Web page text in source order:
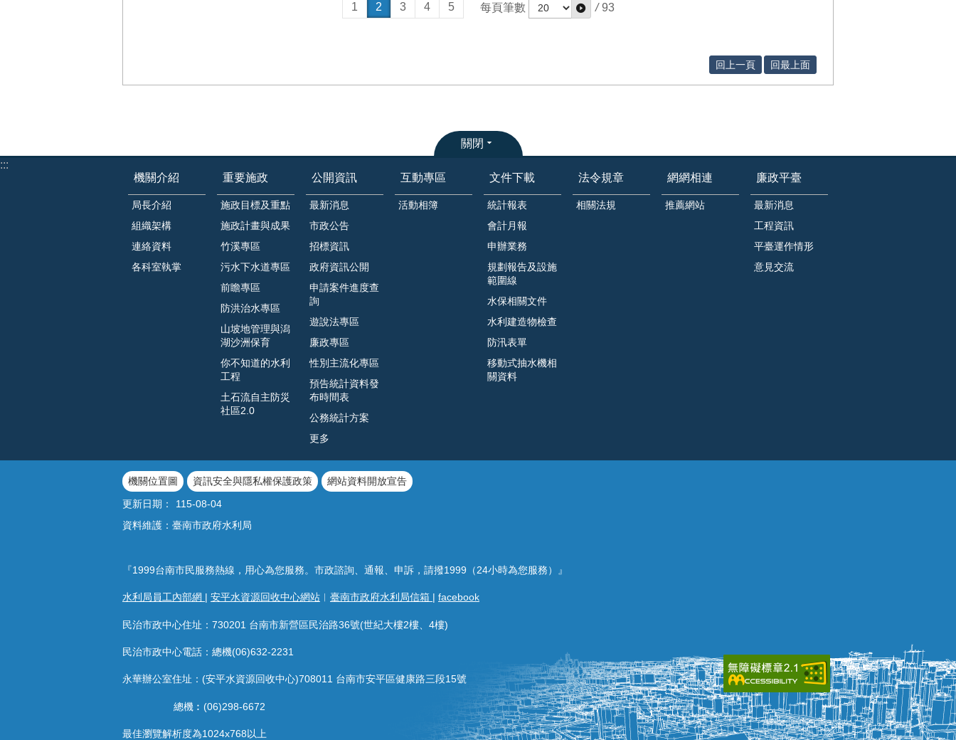
1 2 3 4 5 每頁筆數 / 93
回上一頁 回最上面
關閉
:::
機關介紹
局長介紹
組織架構
連絡資料
各科室執掌
重要施政
施政目標及重點
施政計畫與成果
竹溪專區
污水下水道專區
前瞻專區
防洪治水專區
山坡地管理與潟
湖沙洲保育
你不知道的水利
工程
土石流自主防災
社區2.0
公開資訊
最新消息
市政公告
招標資訊
政府資訊公開
申請案件進度查
詢
遊說法專區
廉政專區
性別主流化專區
預告統計資料發
布時間表
公務統計方案
更多
互動專區
活動相簿
文件下載
統計報表
會計月報
申辦業務
規劃報告及設施
範圍線
水保相關文件
水利建造物檢查
防汛表單
移動式抽水機相
關資料
法令規章
相關法規
網網相連
推薦網站
廉政平臺
最新消息
工程資訊
平臺運作情形
意見交流
機關位置圖 資訊安全與隱私權保護政策
網站資料開放宣告
更新日期：
115-08-04
資料維護：臺南市政府水利局
『1999台南市民服務熱線，用心為您服務。市政諮詢、通報、申訴，請撥1999（24小時為您服務）』
水利局員工內部網 | 安平水資源回收中心網站 ︱ 臺南市政府水利局信箱 | facebook
民治市政中心住址：730201 台南市新營區民治路36號(世紀大樓2樓、4樓)
民治市政中心電話：總機(06)632-2231
永華辦公室住址：(安平水資源回收中心)708011 台南市安平區健康路三段15號
總機︰(06)298-6672
最佳瀏覽解析度為1024x768以上